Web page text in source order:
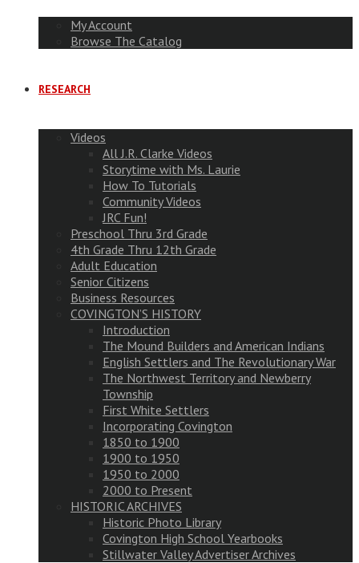
My Account
Browse The Catalog
RESEARCH
Videos
All J.R. Clarke Videos
Storytime with Ms. Laurie
How To Tutorials
Community Videos
JRC Fun!
Preschool Thru 3rd Grade
4th Grade Thru 12th Grade
Adult Education
Senior Citizens
Business Resources
COVINGTON’S HISTORY
Introduction
The Mound Builders and American Indians
English Settlers and The Revolutionary War
The Northwest Territory and Newberry
Township
First White Settlers
Incorporating Covington
1850 to 1900
1900 to 1950
1950 to 2000
2000 to Present
HISTORIC ARCHIVES
Historic Photo Library
Covington High School Yearbooks
Stillwater Valley Advertiser Archives